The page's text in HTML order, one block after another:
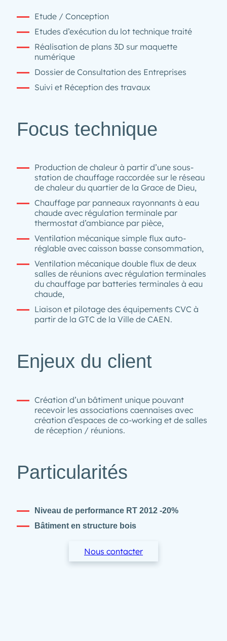
Etude / Conception
Etudes d’exécution du lot technique traité
Réalisation de plans 3D sur maquette
numérique
Dossier de Consultation des Entreprises
Suivi et Réception des travaux
Focus technique
Production de chaleur à partir d’une sous-
station de chauffage raccordée sur le réseau
de chaleur du quartier de la Grace de Dieu,
Chauffage par panneaux rayonnants à eau
chaude avec régulation terminale par
thermostat d’ambiance par pièce,
Ventilation mécanique simple flux auto-
réglable avec caisson basse consommation,
Ventilation mécanique double flux de deux
salles de réunions avec régulation terminales
du chauffage par batteries terminales à eau
chaude,
Liaison et pilotage des équipements CVC à
partir de la GTC de la Ville de CAEN.
Enjeux du client
Création d’un bâtiment unique pouvant
recevoir les associations caennaises avec
création d’espaces de co-working et de salles
de réception / réunions.
Particularités
Niveau de performance RT 2012 -20%
Bâtiment en structure bois
Nous contacter